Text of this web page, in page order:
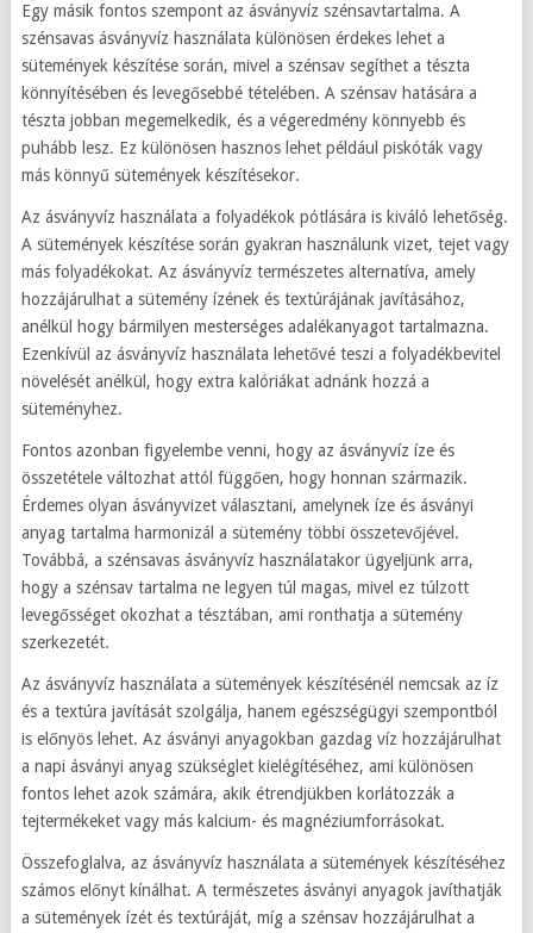
Egy másik fontos szempont az ásványvíz szénsavtartalma. A
szénsavas ásványvíz használata különösen érdekes lehet a
sütemények készítése során, mivel a szénsav segíthet a tészta
könnyítésében és levegősebbé tételében. A szénsav hatására a
tészta jobban megemelkedik, és a végeredmény könnyebb és
puhább lesz. Ez különösen hasznos lehet például piskóták vagy
más könnyű sütemények készítésekor.
Az ásványvíz használata a folyadékok pótlására is kiváló lehetőség.
A sütemények készítése során gyakran használunk vizet, tejet vagy
más folyadékokat. Az ásványvíz természetes alternatíva, amely
hozzájárulhat a sütemény ízének és textúrájának javításához,
anélkül hogy bármilyen mesterséges adalékanyagot tartalmazna.
Ezenkívül az ásványvíz használata lehetővé teszi a folyadékbevitel
növelését anélkül, hogy extra kalóriákat adnánk hozzá a
süteményhez.
Fontos azonban figyelembe venni, hogy az ásványvíz íze és
összetétele változhat attól függően, hogy honnan származik.
Érdemes olyan ásványvizet választani, amelynek íze és ásványi
anyag tartalma harmonizál a sütemény többi összetevőjével.
Továbbá, a szénsavas ásványvíz használatakor ügyeljünk arra,
hogy a szénsav tartalma ne legyen túl magas, mivel ez túlzott
levegősséget okozhat a tésztában, ami ronthatja a sütemény
szerkezetét.
Az ásványvíz használata a sütemények készítésénél nemcsak az íz
és a textúra javítását szolgálja, hanem egészségügyi szempontból
is előnyös lehet. Az ásványi anyagokban gazdag víz hozzájárulhat
a napi ásványi anyag szükséglet kielégítéséhez, ami különösen
fontos lehet azok számára, akik étrendjükben korlátozzák a
tejtermékeket vagy más kalcium- és magnéziumforrásokat.
Összefoglalva, az ásványvíz használata a sütemények készítéséhez
számos előnyt kínálhat. A természetes ásványi anyagok javíthatják
a sütemények ízét és textúráját, míg a szénsav hozzájárulhat a